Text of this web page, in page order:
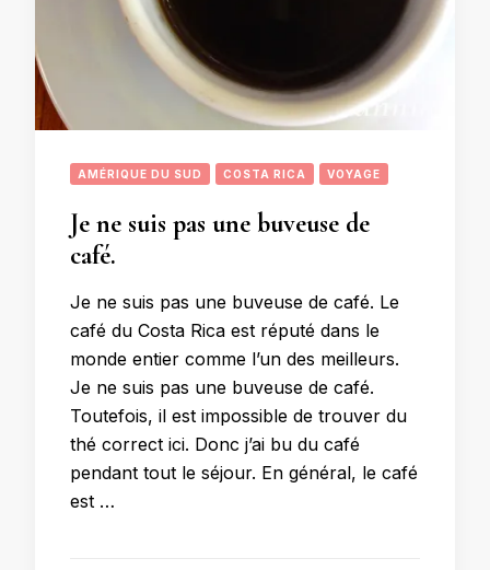
AMÉRIQUE DU SUD COSTA RICA VOYAGE
Je ne suis pas une buveuse de
café.
Je ne suis pas une buveuse de café. Le
café du Costa Rica est réputé dans le
monde entier comme l’un des meilleurs.
Je ne suis pas une buveuse de café.
Toutefois, il est impossible de trouver du
thé correct ici. Donc j’ai bu du café
pendant tout le séjour. En général, le café
est …